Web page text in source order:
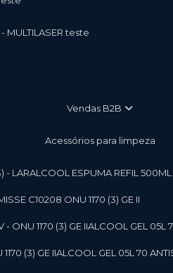
- MULTILASER teste
vendas B2B
Acessórios para limpeza
- LAR ALCOOL ESPUMA REFIL
C10208 ONU 1170 (3) GE II
ONU 1170 (3) GE II ALCOOL GEL 05L
(3) GE II ALCOOL GEL 05L 70